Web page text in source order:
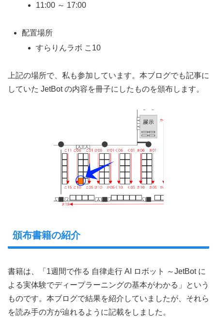
11:00 ～ 17:00
配置場所
すらりんラボ こ10
上記の場所で、私も参加しています。本ブログでも記事に
していた JetBot の内容を冊子にしたものを頒布します。
頒布書籍の紹介
書籍は、「1週間で作る 自律走行 AI ロボット ～JetBot に
よる実体験でディープラーニングの基本がわかる」という
ものです。本ブログで結果を紹介していましたが、それら
を読み手の方が辿れるように記載をしました。